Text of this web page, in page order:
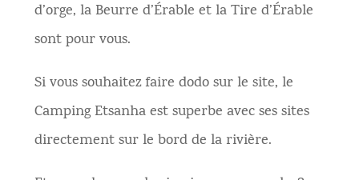
d’orge, la Beurre d’Érable et la Tire d’Érable
sont pour vous.
Si vous souhaitez faire dodo sur le site, le
Camping Etsanha est superbe avec ses sites
directement sur le bord de la rivière.